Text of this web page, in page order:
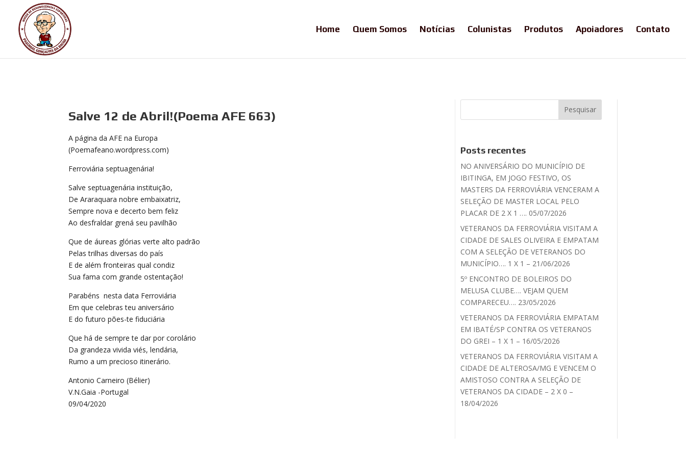
Home Quem Somos Notícias Colunistas Produtos Apoiadores Contato
Salve 12 de Abril!(Poema AFE 663)
A página da AFE na Europa
(Poemafeano.wordpress.com)
Ferroviária septuagenária!
Salve septuagenária instituição,
De Araraquara nobre embaixatriz,
Sempre nova e decerto bem feliz
Ao desfraldar grená seu pavilhão
Que de áureas glórias verte alto padrão
Pelas trilhas diversas do país
E de além fronteiras qual condiz
Sua fama com grande ostentação!
Parabéns nesta data Ferroviária
Em que celebras teu aniversário
E do futuro pões-te fiduciária
Que há de sempre te dar por corolário
Da grandeza vivida viés, lendária,
Rumo a um precioso itinerário.
Antonio Carneiro (Bélier)
V.N.Gaia -Portugal
09/04/2020
Posts recentes
NO ANIVERSÁRIO DO MUNICÍPIO DE
IBITINGA, EM JOGO FESTIVO, OS
MASTERS DA FERROVIÁRIA VENCERAM A
SELEÇÃO DE MASTER LOCAL PELO
PLACAR DE 2 X 1 …. 05/07/2026
VETERANOS DA FERROVIÁRIA VISITAM A
CIDADE DE SALES OLIVEIRA E EMPATAM
COM A SELEÇÃO DE VETERANOS DO
MUNICÍPIO…. 1 X 1 – 21/06/2026
5º ENCONTRO DE BOLEIROS DO
MELUSA CLUBE…. VEJAM QUEM
COMPARECEU…. 23/05/2026
VETERANOS DA FERROVIÁRIA EMPATAM
EM IBATÉ/SP CONTRA OS VETERANOS
DO GREI – 1 X 1 – 16/05/2026
VETERANOS DA FERROVIÁRIA VISITAM A
CIDADE DE ALTEROSA/MG E VENCEM O
AMISTOSO CONTRA A SELEÇÃO DE
VETERANOS DA CIDADE – 2 X 0 –
18/04/2026